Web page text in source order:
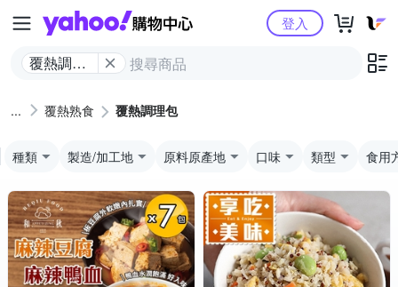
Yahoo購物中心
覆熱調理
登入
覆熱熟食 覆熱調理包
種類 製造/加工地 原料原產地 口味 類型 食用